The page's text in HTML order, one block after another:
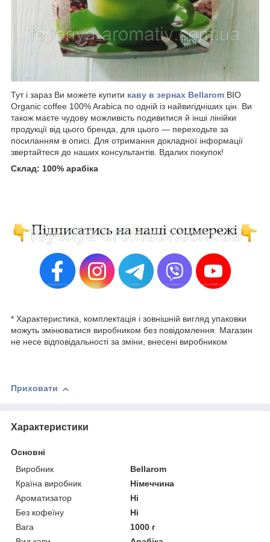
Тут і зараз Ви можете купити каву в зернах Bellarom BIO
Organic coffee 100% Arabica по одній із найвигідніших цін. Ви
також маєте чудову можливість подивитися й інші лінійки
продукції від цього бренда, для цього — переходьте за
посиланням в описі. Для отримання докладної інформації
звертайтеся до наших консультантів. Вдалих покупок!
Склад: 100% арабіка
* Характеристика, комплектація і зовнішній вигляд упаковки
можуть змінюватися виробником без повідомлення. Магазин
не несе відповідальності за зміни, внесені виробником
Приховати
Характеристики
Основні
Виробник
Bellarom
Країна виробник
Німеччина
Ароматизатор
Ні
Без кофеїну
Ні
Вага
1000 г